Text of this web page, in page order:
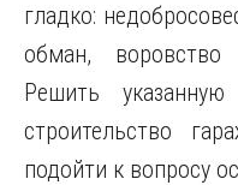
гладко:
обман,
Решить
строительство
подойти к вопросу